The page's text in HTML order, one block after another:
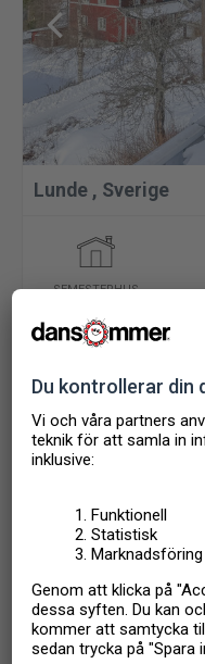
Lunde , Sverige
SEMESTERHUS